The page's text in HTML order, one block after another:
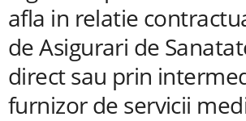
afla in relatie
de Asigurari de
direct sau prin
furnizor de servicii